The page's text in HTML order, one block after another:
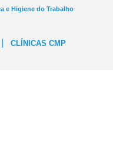
e Higiene do Trabalho
CLÍNICAS CMP